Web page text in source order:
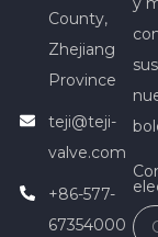
County,
Zhejiang
Province
teji@teji-
valve.com
+86-577-
67354000